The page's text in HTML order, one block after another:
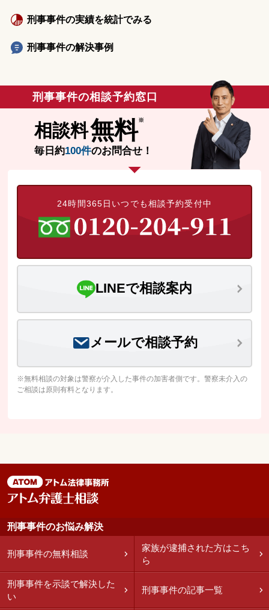
刑事事件の実績を統計でみる
刑事事件の解決事例
刑事事件の相談予約窓口
相談料無料
毎日約100件のお問合せ！
24時間365日いつでも相談予約受付中
LINEで相談案内
メールで相談予約
※無料相談の対象は警察が介入した事件の加害者側です。警察未介入の
ご相談は原則有料となります。
刑事事件のお悩み解決
刑事事件の無料相談
家族が逮捕された方はこち
ら
刑事事件を示談で解決した
い
刑事事件の記事一覧